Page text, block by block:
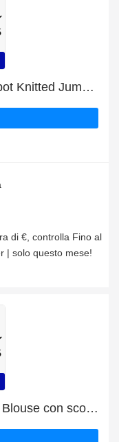
Fino al 6% di sconto sui Tall Spot Knitted Jumper | solo questo mese!
di €, controlla Fino al
| solo questo mese!
Pink Animal Chiffon Pussybow Blouse con sconti del 8%